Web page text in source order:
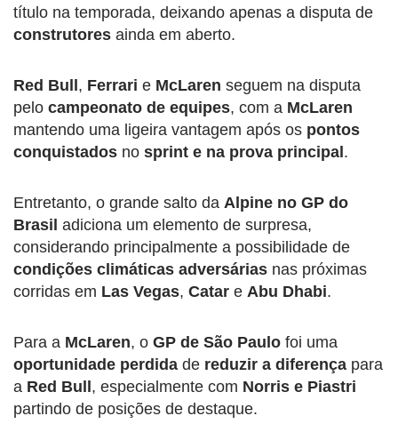
título na temporada, deixando apenas a disputa de
construtores ainda em aberto.
Red Bull, Ferrari e McLaren seguem na disputa
pelo campeonato de equipes, com a McLaren
mantendo uma ligeira vantagem após os pontos
conquistados no sprint e na prova principal.
Entretanto, o grande salto da Alpine no GP do
Brasil adiciona um elemento de surpresa,
considerando principalmente a possibilidade de
condições climáticas adversárias nas próximas
corridas em Las Vegas, Catar e Abu Dhabi.
Para a McLaren, o GP de São Paulo foi uma
oportunidade perdida de reduzir a diferença para
a Red Bull, especialmente com Norris e Piastri
partindo de posições de destaque.